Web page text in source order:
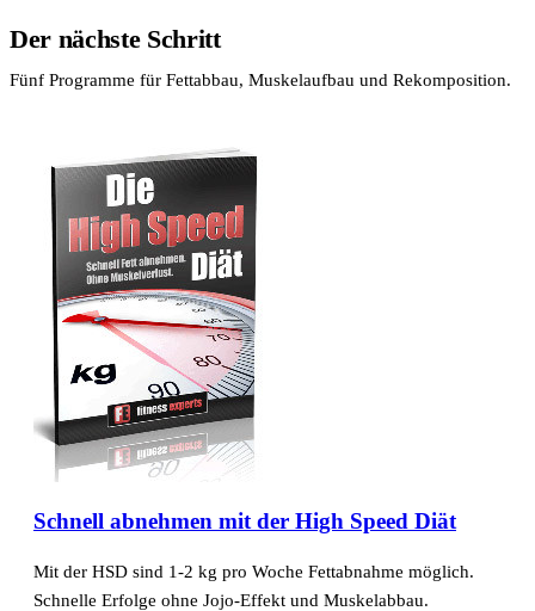
Der nächste Schritt
Fünf Programme für Fettabbau, Muskelaufbau und Rekomposition.
Schnell abnehmen mit der High Speed Diät
Mit der HSD sind 1-2 kg pro Woche Fettabnahme möglich.
Schnelle Erfolge ohne Jojo-Effekt und Muskelabbau.